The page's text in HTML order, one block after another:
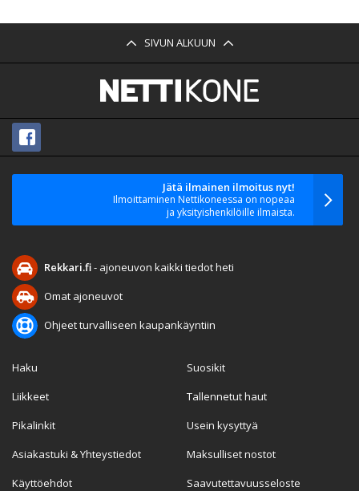
SIVUN ALKUUN
Jätä ilmainen ilmoitus nyt!
Ilmoittaminen Nettikoneessa on nopeaa
ja yksityishenkilöille ilmaista.
Rekkari.fi- ajoneuvon kaikki tiedot heti
Omat ajoneuvot
Ohjeet turvalliseen kaupankäyntiin
Haku
Liikkeet
Pikalinkit
Asiakastuki & Yhteystiedot
Käyttöehdot
Suosikit
Tallennetut haut
Usein kysyttyä
Maksulliset nostot
Saavutettavuusseloste